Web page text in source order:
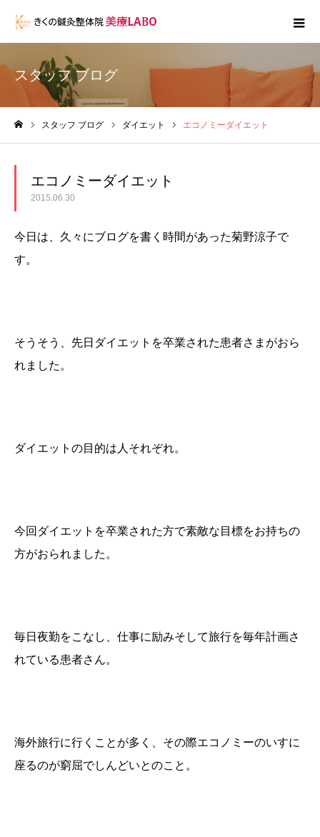
スタッフ ブログ
スタッフ ブログ ダイエット エコノミーダイエット
エコノミーダイエット
2015.06.30
今日は、久々にブログを書く時間があった菊野涼子で
す。
そうそう、先日ダイエットを卒業された患者さまがおら
れました。
ダイエットの目的は人それぞれ。
今回ダイエットを卒業された方で素敵な目標をお持ちの
方がおられました。
毎日夜勤をこなし、仕事に励みそして旅行を毎年計画さ
れている患者さん。
海外旅行に行くことが多く、その際エコノミーのいすに
座るのが窮屈でしんどいとのこと。